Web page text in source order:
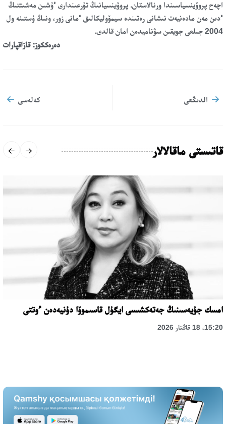
اچەح پروۆينسياسىندا ورنالاسقان. پروۆينسيانىڭ تۇرعىندارى ءۇشىن مەشىتتىڭ
ءدىن مەن مادەنيەت نىشانى رەتىندە سيمۆوليكالىق ءمانى زور، ونىڭ ۇستىنە ول
2004 جىلعى جويقىن سۋناميدەن امان قالدى.
دەرەككوز: قازاقپارات
الدىڭعى كەلەسى
قاتىستى ماقالالار
امسك جۇيەسىنىڭ جەتەكشىسى ايگۇل قاسىموۆا دۇنيەدەن ءوتتى
15:20، 18 قاڭتار 2026